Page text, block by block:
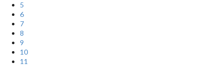
5
6
7
8
9
10
11